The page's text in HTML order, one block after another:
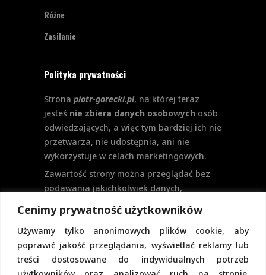
Cenimy prywatność użytkowników
Używamy tylko anonimowych plików cookie, aby
poprawić jakość przeglądania, wyświetlać reklamy lub
treści dostosowane do indywidualnych potrzeb
Różne
Zasilanie
Polityka prywatności
Strona piotr-gorecki.pl, na której teraz
jesteś nie zbiera danych osobowych osób
odwiedzających, a więc tym bardziej ich nie
przetwarza, nie udostępnia, ani nie
wykorzystuje w celach marketingowych.
Zawartość strony można przeglądać bez
podawania jakichkolwiek danych,
logowanie. Aktualnie na stronie nie
przewiduje się formularzy kontaktowych
ani systemu komentarzy, co wiązałoby się
z udostępnianiem i przetwarzaniem